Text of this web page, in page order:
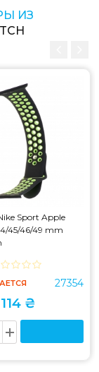
ИЗ
Sport Apple
45/46/49 mm
27354
114 ₴